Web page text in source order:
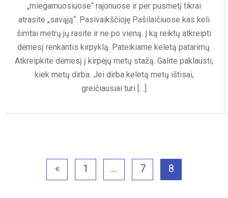
„miegamuosiuose“ rajonuose ir per pusmetį tikrai
atrasite „savąją“. Pasivaikščioję Pašilaičiuose kas keli
šimtai metrų jų rasite ir ne po vieną. Į ką reiktų atkreipti
dėmesį renkantis kirpyklą. Pateikiame keletą patarimų.
Atkreipkite dėmesį į kirpėjų metų stažą. Galite paklausti,
kiek metų dirba. Jei dirba keletą metų ištisai,
greičiausiai turi […]
« 1 … 7 8